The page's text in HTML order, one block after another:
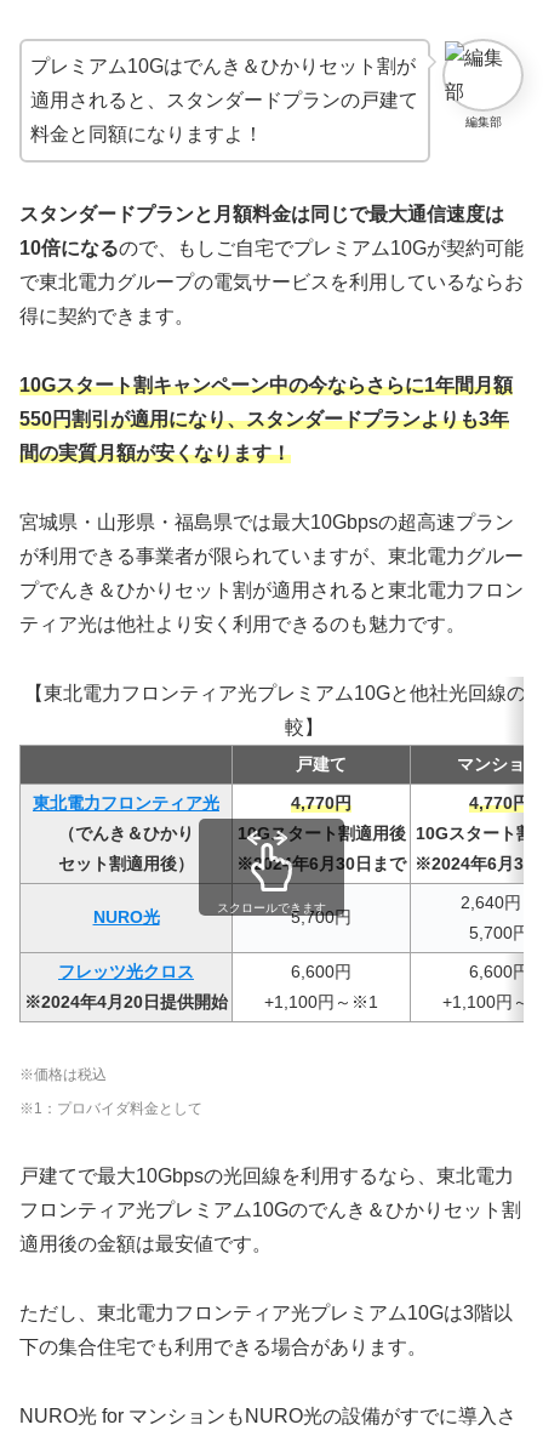
編集部
プレミアム10Gはでんき＆ひかりセット割が
適用されると、スタンダードプランの戸建て
料金と同額になりますよ！
スタンダードプランと月額料金は同じで最大通信速度は
10倍になるので、もしご自宅でプレミアム10Gが契約可能
で東北電力グループの電気サービスを利用しているならお
得に契約できます。
10Gスタート割キャンペーン中の今ならさらに1年間月額
550円割引が適用になり、スタンダードプランよりも3年
間の実質月額が安くなります！
宮城県・山形県・福島県では最大10Gbpsの超高速プラン
が利用できる事業者が限られていますが、東北電力グルー
プでんき＆ひかりセット割が適用されると東北電力フロン
ティア光は他社より安く利用できるのも魅力です。
【東北電力フロンティア光プレミアム10Gと他社光回線の
較】
戸建て
マンション
東北電力フロンティア光
（でんき＆ひかり
セット割適用後）
4,770円
10Gスタート割適用後
※2024年6月30日まで
4,770円
10Gスタート割
※2024年6月30
NURO光 5,700円
2,640円～
5,700円
フレッツ光クロス
※2024年4月20日提供開始
6,600円
+1,100円～※1
6,600円
+1,100円～
スクロールできます
※価格は税込
※1：プロバイダ料金として
戸建てで最大10Gbpsの光回線を利用するなら、東北電力
フロンティア光プレミアム10Gのでんき＆ひかりセット割
適用後の金額は最安値です。
ただし、東北電力フロンティア光プレミアム10Gは3階以
下の集合住宅でも利用できる場合があります。
NURO光 for マンションもNURO光の設備がすでに導入さ